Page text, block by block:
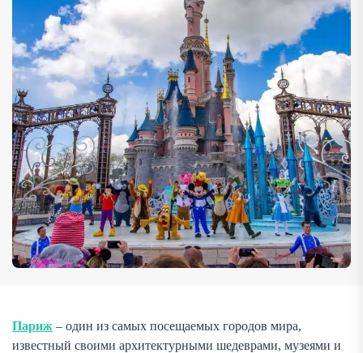
знаменитый парк, расположенный всего в нескольких
десятках километров к востоку от столицы, манит
миллионы […]
Париж – один из самых посещаемых городов мира,
известный своими архитектурными шедеврами, музеями и